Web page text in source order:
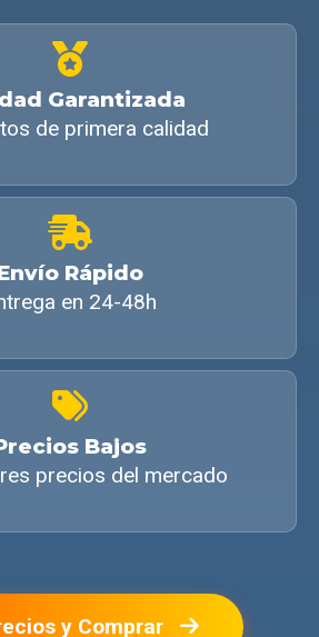
Garantizada
de primera calidad
Rápido
en 24-48h
Bajos
precios del mercado
y Comprar